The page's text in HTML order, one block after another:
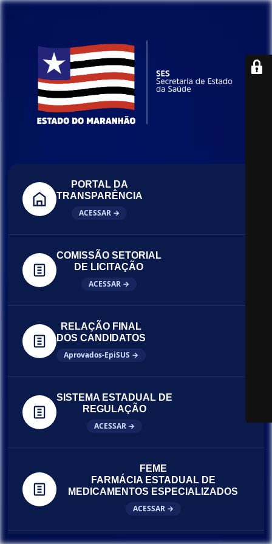
PORTAL DA
TRANSPARÊNCIA
ACESSAR →
COMISSÃO SETORIAL
DE LICITAÇÃO
ACESSAR →
RELAÇÃO FINAL
DOS CANDIDATOS
Aprovados-EpiSUS →
SISTEMA ESTADUAL DE
REGULAÇÃO
ACESSAR →
FEME
FARMÁCIA ESTADUAL DE
MEDICAMENTOS ESPECIALIZADOS
ACESSAR →